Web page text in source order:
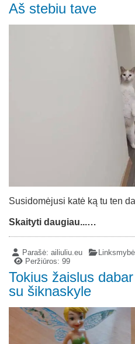
Aš stebiu tave
Susidomėjusi katė ką tu ten
Skaityti daugiau...…
Parašė:ailiuliu.eu
Peržiūros: 99
Tokius žaislus
su šiknaskyle